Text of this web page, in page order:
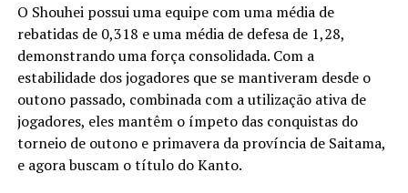
O Shouhei possui uma equipe com uma média de
rebatidas de 0,318 e uma média de defesa de 1,28,
demonstrando uma força consolidada. Com a
estabilidade dos jogadores que se mantiveram desde o
outono passado, combinada com a utilização ativa de
jogadores, eles mantêm o ímpeto das conquistas do
torneio de outono e primavera da província de Saitama,
e agora buscam o título do Kanto.